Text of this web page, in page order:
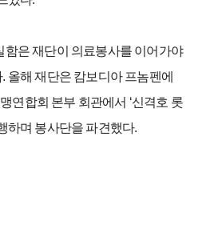
함은 재단이 의료봉사를 이어가야
올해 재단은 캄보디아 프놈펜에
연합회 본부 회관에서 ‘신격호 롯
하며 봉사단을 파견했다.